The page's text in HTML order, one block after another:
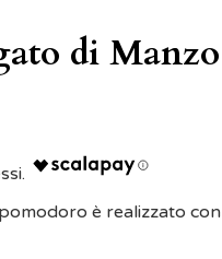
di
è realizzato